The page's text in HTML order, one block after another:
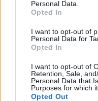
Personal Data.
Opted In
I want to opt-out of
Personal Data for
Opted In
I want to opt-out of
Retention, Sale,
Personal Data that
Purposes for which
Opted Out
automobiļi
turam
sarakstā